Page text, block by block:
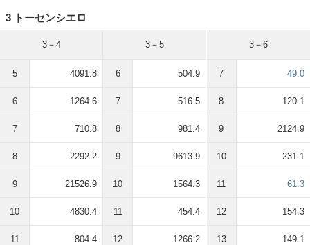
3 トーセンシエロ
3－4
5 4091.8
6 1264.6
7 710.8
8 2292.2
9 21526.9
10 4830.4
11 804.4
3－5
6 504.9
7 516.5
8 981.4
9 9613.9
10 1564.3
11 454.4
12 1266.2
3－6
7 49.0
8 120.1
9 2124.9
10 231.1
11 61.3
12 154.3
13 149.1